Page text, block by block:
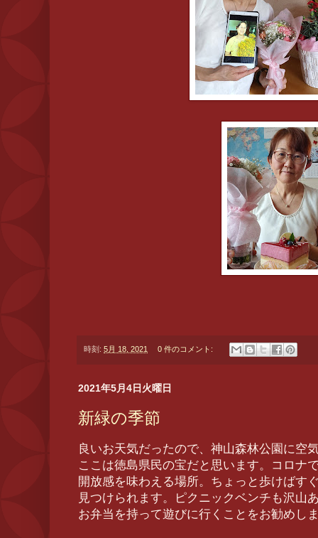
時刻: 5月 18, 2021 0 件のコメント:
2021年5月4日火曜日
新緑の季節
良いお天気だったので、神山森林公園に空
ここは徳島県民の宝だと思います。コロナ
開放感を味わえる場所。ちょっと歩けばす
見つけられます。ピクニックベンチも沢山
お弁当を持って遊びに行くことをお勧めし